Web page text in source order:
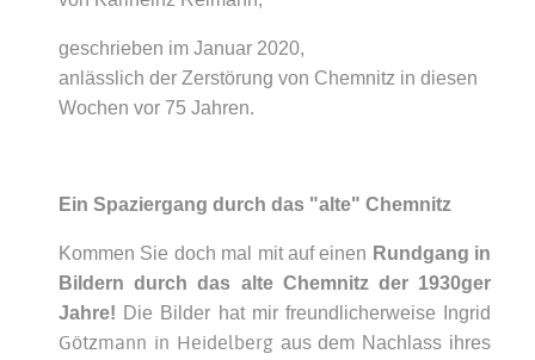
geschrieben im Januar 2020,
anlässlich der Zerstörung von Chemnitz in diesen
Wochen vor 75 Jahren.
Ein Spaziergang durch das "alte" Chemnitz
Kommen Sie doch mal mit auf einen Rundgang in
Bildern durch das alte Chemnitz der 1930ger
Jahre! Die Bilder hat mir freundlicherweise Ingrid
Götzmann in Heidelbergaus dem Nachlass ihres